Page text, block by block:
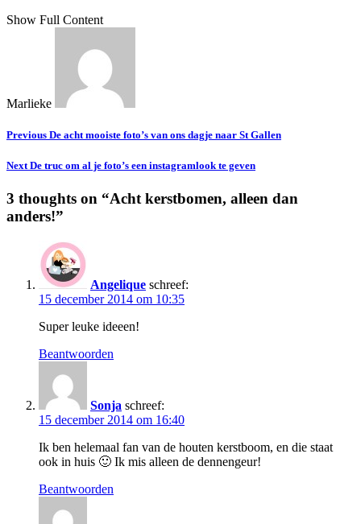
Show Full Content
Marlieke
Previous De acht mooiste foto’s van ons dagje naar St Gallen
NextDe truc om al je foto’s een instagramlook te geven
3 thoughts on “Acht kerstbomen, alleen dan
anders!”
Angelique schreef:
15 december 2014 om 10:35
Super leuke ideeen!
Beantwoorden
Sonja schreef:
15 december 2014 om 16:40
Ik ben helemaal fan van de houten kerstboom, en die staat
ook in huis 🙂 Ik mis alleen de dennengeur!
Beantwoorden